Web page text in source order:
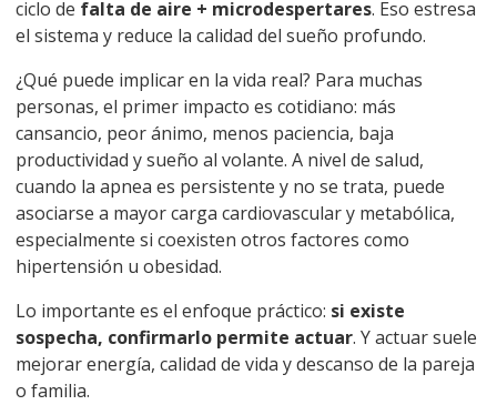
ciclo de falta de aire + microdespertares. Eso estresa
el sistema y reduce la calidad del sueño profundo.
¿Qué puede implicar en la vida real? Para muchas
personas, el primer impacto es cotidiano: más
cansancio, peor ánimo, menos paciencia, baja
productividad y sueño al volante. A nivel de salud,
cuando la apnea es persistente y no se trata, puede
asociarse a mayor carga cardiovascular y metabólica,
especialmente si coexisten otros factores como
hipertensión u obesidad.
Lo importante es el enfoque práctico: si existe
sospecha, confirmarlo permite actuar. Y actuar suele
mejorar energía, calidad de vida y descanso de la pareja
o familia.